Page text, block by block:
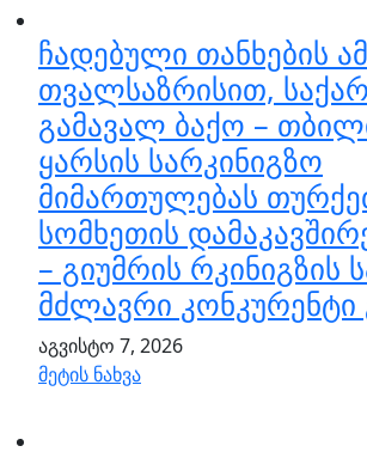
ჩადებული თანხების
თვალსაზრისით,
გამავალ ბაქო –
ყარსის სარკინიგზო
მიმართულებას
სომხეთის
– გიუმრის რკინიგზის
მძლავრი კონკურენტი
აგვისტო 7, 2026
მეტის ნახვა